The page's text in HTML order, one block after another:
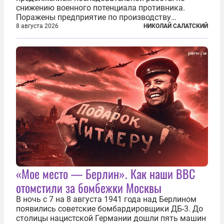
снижению военного потенциала противника.
Поражены предприятие по производству
крылатых ракет, крупный склад топлива и два
сухогруза с военными грузами. Дополнительно
нанесены удары по объектам в ряде городов. В
Киеве...
8 августа 2026 НИКОЛАЙ САЛАТСКИЙ
«Мое место — Берлин». Как наши ВВС
отомстили за бомбежки Москвы
В ночь с 7 на 8 августа 1941 года над Берлином
появились советские бомбардировщики ДБ-3. До
столицы нацистской Германии дошли пять машин